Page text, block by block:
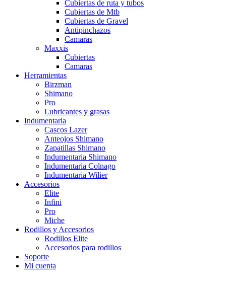
Cubiertas de ruta y tubos
Cubiertas de Mtb
Cubiertas de Gravel
Antipinchazos
Camaras
Maxxis
Cubiertas
Camaras
Herramientas
Birzman
Shimano
Pro
Lubricantes y grasas
Indumentaria
Cascos Lazer
Anteojos Shimano
Zapatillas Shimano
Indumentaria Shimano
Indumentaria Colnago
Indumentaria Wilier
Accesorios
Elite
Infini
Pro
Miche
Rodillos y Accesorios
Rodillos Elite
Accesorios para rodillos
Soporte
Mi cuenta